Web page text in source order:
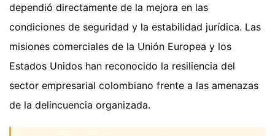
dependió directamente de la mejora en las
condiciones de seguridad y la estabilidad jurídica. Las
misiones comerciales de la Unión Europea y los
Estados Unidos han reconocido la resiliencia del
sector empresarial colombiano frente a las amenazas
de la delincuencia organizada.